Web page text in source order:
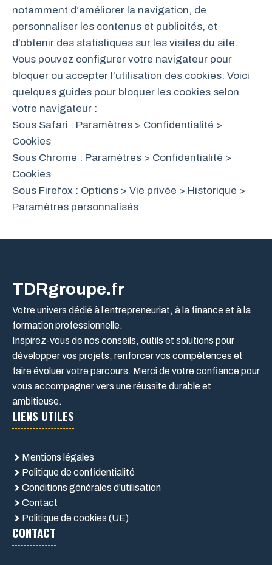
notamment d’améliorer la navigation, de
personnaliser les contenus et publicités, et
d’obtenir des statistiques sur les visites du site.
Vous pouvez configurer votre navigateur pour
bloquer ou accepter l’utilisation des cookies. Voici
quelques guides pour bloquer les cookies selon
votre navigateur :
Sous Safari : Paramètres > Confidentialité >
Cookies
Sous Chrome : Paramètres > Confidentialité >
Cookies
Sous Firefox : Options > Vie privée > Historique >
Paramètres personnalisés
TDRgroupe.fr
Votre univers dédié à l’entrepreneuriat, à la finance et à la
formation professionnelle.
Inspirez-vous de nos conseils, outils et solutions pour
développer vos projets, renforcer vos compétences et
faire évoluer votre parcours. Merci de votre confiance pour
vous accompagner vers une réussite durable et
ambitieuse.
LIENS UTILES
Mentions légales
Politique de confidentialité
Conditions générales d'utilisation
Contact
Politique de cookies (UE)
CONTACT